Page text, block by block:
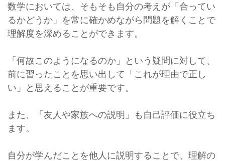
数学においては、そもそも自分の考えが「合ってい
るかどうか」を常に確かめながら問題を解くことで
理解度を深めることができます。
「何故このようになるのか」という疑問に対して、
前に習ったことを思い出して「これが理由で正し
い」と思えることが重要です。
また、「友人や家族への説明」も自己評価に役立ち
ます。
自分が学んだことを他人に説明することで、理解の